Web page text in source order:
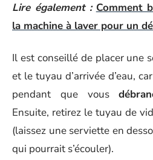
Lire également : Comment
la machine à laver pour un
Il est conseillé de placer une
et le tuyau d’arrivée d’eau,
pendant que vous
Ensuite, retirez le tuyau de
(laissez une serviette en
qui pourrait s’écouler).